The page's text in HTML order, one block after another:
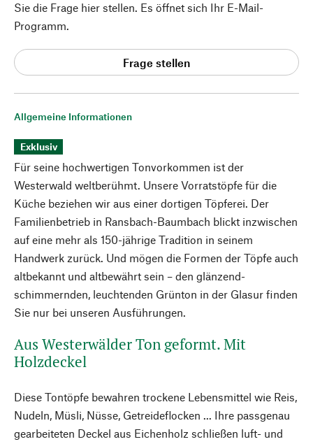
Allgemeine Informationen
Exklusiv
Für seine hochwertigen Tonvorkommen ist der
Westerwald weltberühmt. Unsere Vorratstöpfe für die
Küche beziehen wir aus einer dortigen Töpferei. Der
Familienbetrieb in Ransbach-Baumbach blickt inzwischen
auf eine mehr als 150-jährige Tradition in seinem
Handwerk zurück. Und mögen die Formen der Töpfe auch
altbekannt und altbewährt sein – den glänzend-
schimmernden, leuchtenden Grünton in der Glasur finden
Sie nur bei unseren Ausführungen.
Aus Westerwälder Ton geformt. Mit
Holzdeckel
Diese Tontöpfe bewahren trockene Lebensmittel wie Reis,
Nudeln, Müsli, Nüsse, Getreideflocken ... Ihre passgenau
gearbeiteten Deckel aus Eichenholz schließen luft- und
Sie die Frage hier stellen. Es öffnet sich Ihr E-Mail-
Programm.
Frage stellen